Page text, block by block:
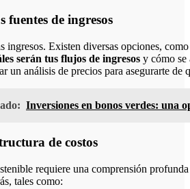
fuentes de ingresos
ingresos. Existen diversas opciones,
serán tus flujos de ingresos y cómo se
un análisis de precios para asegurarte de
Inversiones en bonos verdes: una
de costos
requiere una comprensión
tales como: